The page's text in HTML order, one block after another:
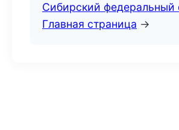
Сибирский федеральный
Главная страница →